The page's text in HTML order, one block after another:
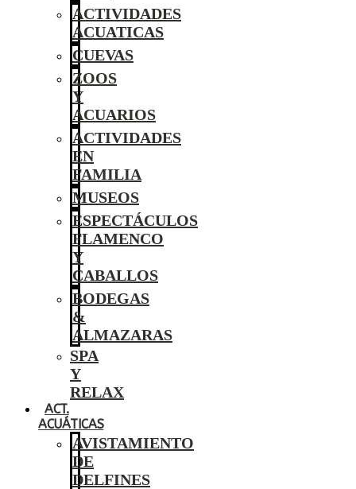
ACTIVIDADES
ACUATICAS
CUEVAS
ZOOS
Y
ACUARIOS
ACTIVIDADES
EN
FAMILIA
MUSEOS
ESPECTÁCULOS
FLAMENCO
Y
CABALLOS
BODEGAS
&
ALMAZARAS
SPA
Y
RELAX
ACT.
ACUÁTICAS
AVISTAMIENTO
DE
DELFINES